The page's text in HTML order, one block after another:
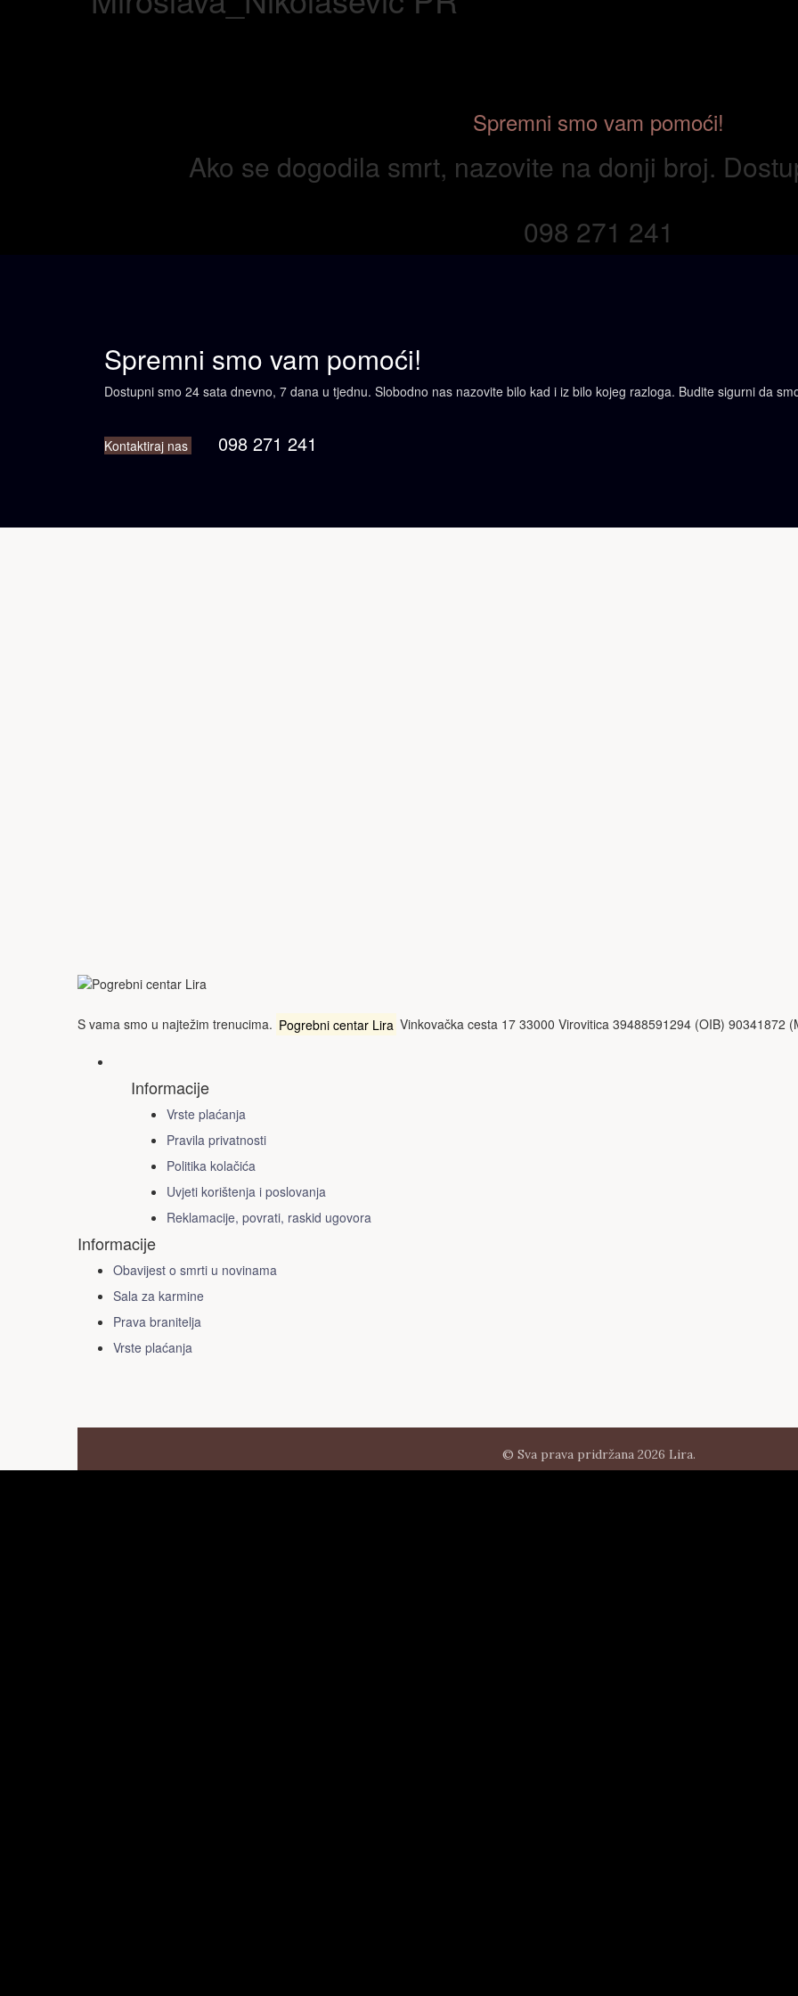
Spremni smo vam pomoći!
Ako se dogodila smrt, nazovite na donji broj.
098 271 241
Spremni smo vam pomoći!
Dostupni smo 24 sata dnevno, 7 dana u tjednu. Slobodno nas nazovite bilo kad i iz bilo kojeg razloga. Budite sigurni da
Kontaktiraj nas 098 271 241
S vama smo u najtežim trenucima. Pogrebni centar Lira Vinkovačka cesta 17 33000 Virovitica 39488591294 (OIB) 90341872
Informacije
Vrste plaćanja
Pravila privatnosti
Politika kolačića
Uvjeti korištenja i poslovanja
Reklamacije, povrati, raskid ugovora
Informacije
Obavijest o smrti u novinama
Sala za karmine
Prava branitelja
Vrste plaćanja
© Sva prava pridržana 2026 Lira.